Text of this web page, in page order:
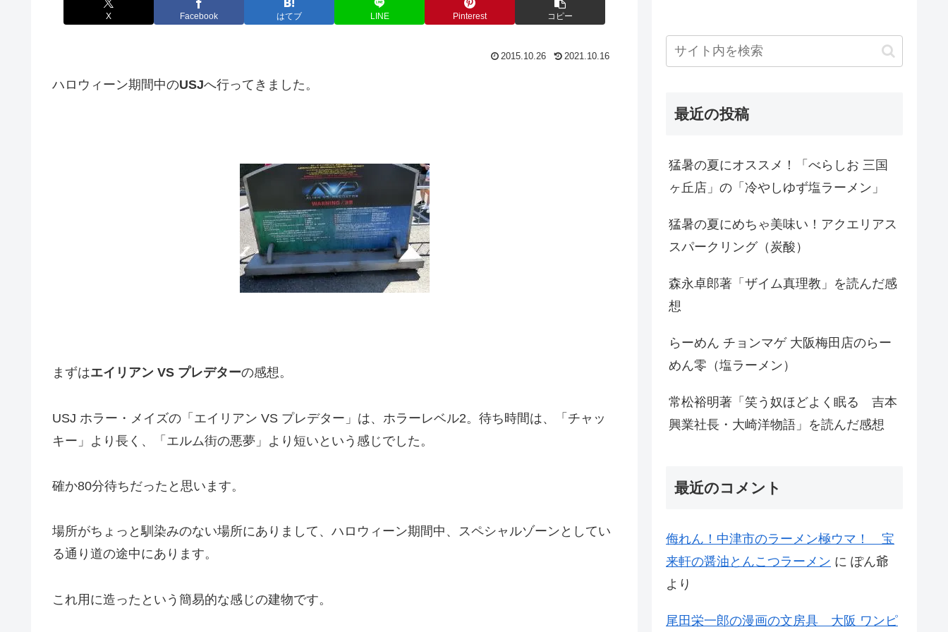
X Facebook はてブ LINE Pinterest コピー
2015.10.26 2021.10.16
ハロウィーン期間中のUSJへ行ってきました。
まずはエイリアン VS プレデターの感想。
USJ ホラー・メイズの「エイリアン VS プレデター」は、ホラーレベル2。待ち時間は、「チャッ
キー」より長く、「エルム街の悪夢」より短いという感じでした。
確か80分待ちだったと思います。
場所がちょっと馴染みのない場所にありまして、ハロウィーン期間中、スペシャルゾーンとしてい
る通り道の途中にあります。
これ用に造ったという簡易的な感じの建物です。
最近の投稿
猛暑の夏にオススメ！「べらしお 三国
ヶ丘店」の「冷やしゆず塩ラーメン」
猛暑の夏にめちゃ美味い！アクエリアス
スパークリング（炭酸）
森永卓郎著「ザイム真理教」を読んだ感
想
らーめん チョンマゲ 大阪梅田店のらー
めん零（塩ラーメン）
常松裕明著「笑う奴ほどよく眠る 吉本
興業社長・大崎洋物語」を読んだ感想
最近のコメント
侮れん！中津市のラーメン極ウマ！ 宝
来軒の醤油とんこつラーメン に ぽん爺
より
尾田栄一郎の漫画の文房具 大阪 ワンピ